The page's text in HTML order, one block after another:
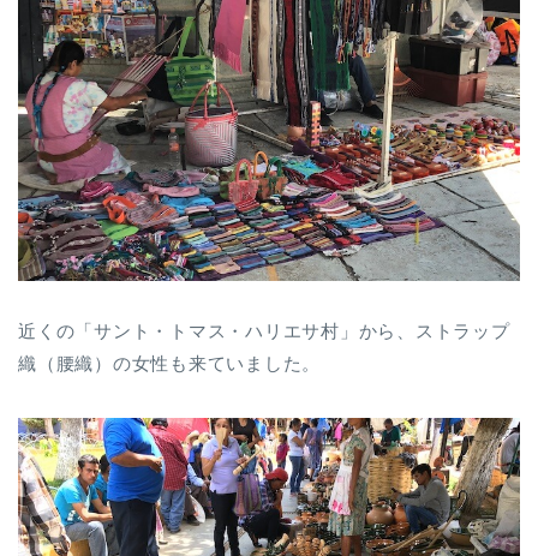
近くの「サント・トマス・ハリエサ村」から、ストラップ
織（腰織）の女性も来ていました。